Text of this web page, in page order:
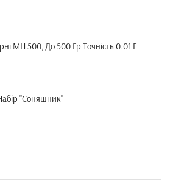
MH 500, До 500 Гр Точність 0.01 Г
"Соняшник"